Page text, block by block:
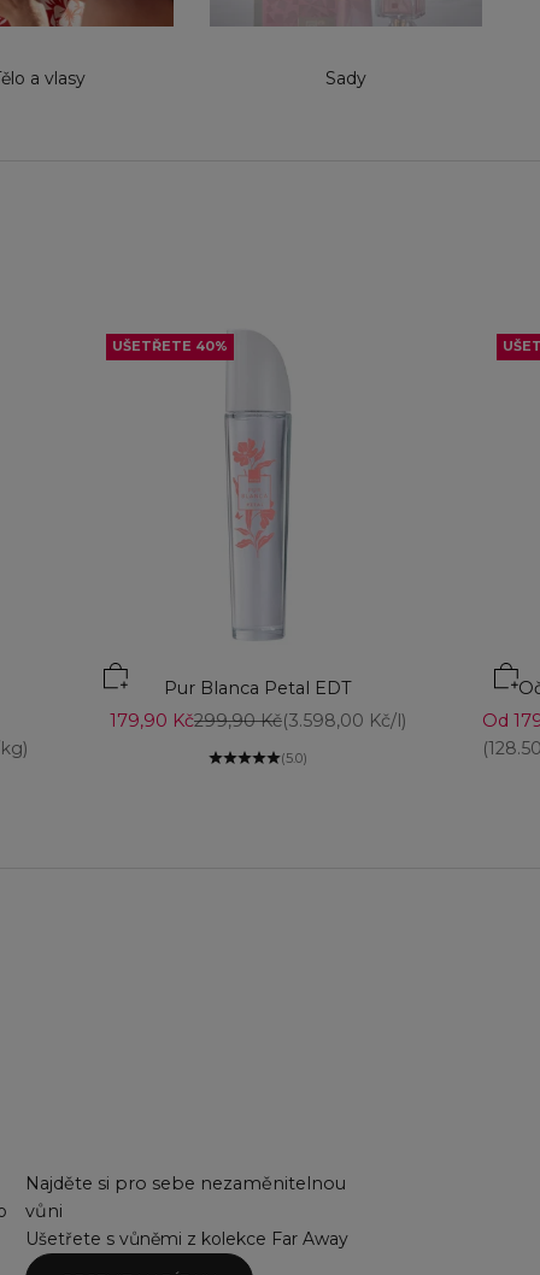
a vlasy Sady
UŠETŘETE 40%
Pur Blanca Petal EDT
Prodejní cena
179,90 KčBěžná cena
299,90 Kč(3.598,00 Kč/l)
(5.0)
Od
Najděte si pro sebe nezaměnitelnou
vůni
Ušetřete s vůněmi z kolekce Far Away